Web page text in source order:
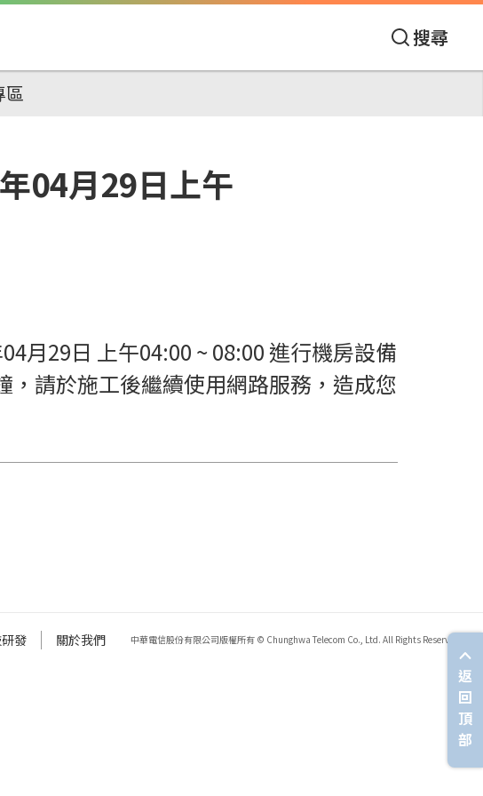
搜尋
區
04月29日上午
月29日 上午04:00 ~ 08:00 進行機房設備
請於施工後繼續使用網路服務，造成您
發 關於我們 中華電信股份有限公司版權所有 © Chunghwa Telecom Co., Ltd. All Rights Reserved.
返
回
頂
部